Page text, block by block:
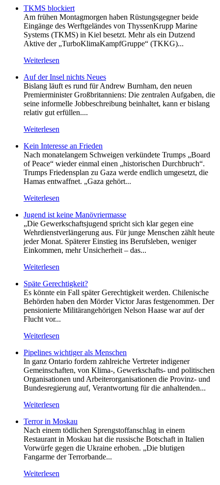
TKMS blockiert
Am frühen Montagmorgen haben Rüstungsgegner beide
Eingänge des Werftgeländes von ThyssenKrupp Marine
Systems (TKMS) in Kiel besetzt. Mehr als ein Dutzend
Aktive der „TurboKlimaKampfGruppe“ (TKKG)...
Weiterlesen
Auf der Insel nichts Neues
Bislang läuft es rund für Andrew Burnham, den neuen
Premierminister Großbritanniens: Die zentralen Aufgaben, die
seine informelle Jobbeschreibung beinhaltet, kann er bislang
relativ gut erfüllen....
Weiterlesen
Kein Inte­resse an Frieden
Nach monatelangem Schweigen verkündete Trumps „Board
of Peace“ wieder einmal einen „historischen Durchbruch“.
Trumps Friedensplan zu Gaza werde endlich umgesetzt, die
Hamas entwaffnet. „Gaza gehört...
Weiterlesen
Jugend ist keine Manövriermasse
„Die Gewerkschaftsjugend spricht sich klar gegen eine
Wehrdienstverlängerung aus. Für junge Menschen zählt heute
jeder Monat. Späterer Einstieg ins Berufsleben, weniger
Einkommen, mehr Unsicherheit – das...
Weiterlesen
Späte Gerechtigkeit?
Es könnte ein Fall später Gerechtigkeit werden. Chilenische
Behörden haben den Mörder Victor Jaras festgenommen. Der
pensionierte Militärangehörigen Nelson Haase war auf der
Flucht vor...
Weiterlesen
Pipelines wichtiger als Menschen
In ganz Ontario fordern zahlreiche Vertreter indigener
Gemeinschaften, von Klima-, Gewerkschafts- und politischen
Organisationen und Arbeiterorganisationen die Provinz- und
Bundesregierung auf, Verantwortung für die anhaltenden...
Weiterlesen
Terror in Moskau
Nach einem tödlichen Sprengstoffanschlag in einem
Restaurant in Moskau hat die russische Botschaft in Italien
Vorwürfe gegen die Ukraine erhoben. „Die blutigen
Fangarme der Terrorbande...
Weiterlesen